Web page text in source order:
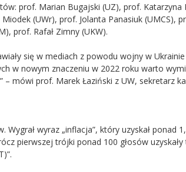
prof. Marian Bugajski (UZ), prof. Katarzyna
(UWr), prof. Jolanta Panasiuk (UMCS),
prof. Rafał Zimny (UKW).
się w mediach z powodu wojny w
w nowym znaczeniu w 2022 roku warto
mówi prof. Marek Łaziński z UW, sekretarz
wyraz „inflacja”, który uzyskał ponad
pierwszej trójki ponad 100 głosów